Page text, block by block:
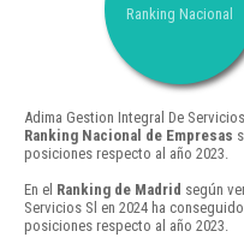
Ranking Nacional
Adima Gestion Integral De
Ranking Nacional de Empresas
posiciones respecto al año 2023.
En el Ranking de Madrid según
Servicios Sl en 2024 ha
posiciones respecto al año 2023.